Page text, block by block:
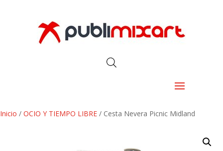
Inicio / OCIO Y TIEMPO LIBRE / Cesta Nevera Picnic Midland